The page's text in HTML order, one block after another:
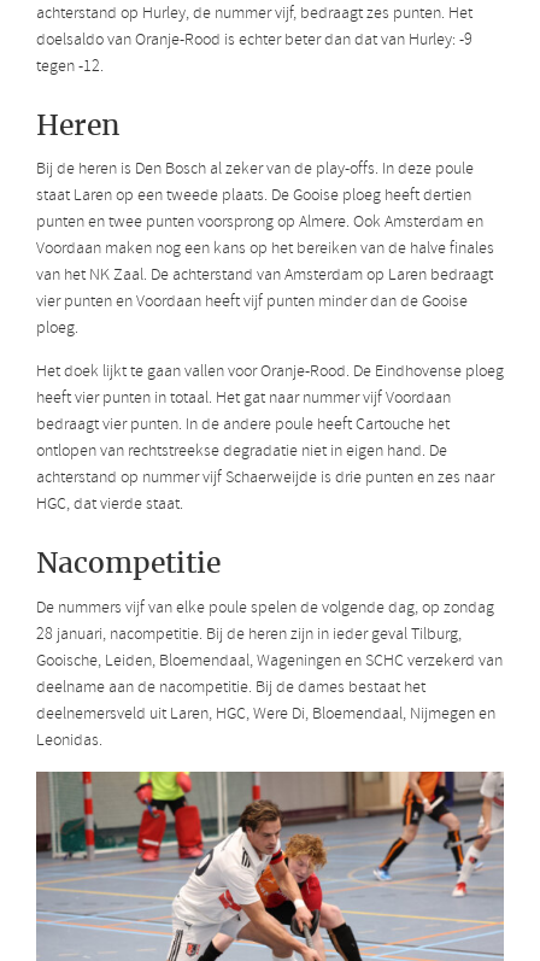
achterstand op Hurley, de nummer vijf, bedraagt zes punten. Het
doelsaldo van Oranje-Rood is echter beter dan dat van Hurley: -9
tegen -12.
Heren
Bij de heren is Den Bosch al zeker van de play-offs. In deze poule
staat Laren op een tweede plaats. De Gooise ploeg heeft dertien
punten en twee punten voorsprong op Almere. Ook Amsterdam en
Voordaan maken nog een kans op het bereiken van de halve finales
van het NK Zaal. De achterstand van Amsterdam op Laren bedraagt
vier punten en Voordaan heeft vijf punten minder dan de Gooise
ploeg.
Het doek lijkt te gaan vallen voor Oranje-Rood. De Eindhovense ploeg
heeft vier punten in totaal. Het gat naar nummer vijf Voordaan
bedraagt vier punten. In de andere poule heeft Cartouche het
ontlopen van rechtstreekse degradatie niet in eigen hand. De
achterstand op nummer vijf Schaerweijde is drie punten en zes naar
HGC, dat vierde staat.
Nacompetitie
De nummers vijf van elke poule spelen de volgende dag, op zondag
28 januari, nacompetitie. Bij de heren zijn in ieder geval Tilburg,
Gooische, Leiden, Bloemendaal, Wageningen en SCHC verzekerd van
deelname aan de nacompetitie. Bij de dames bestaat het
deelnemersveld uit Laren, HGC, Were Di, Bloemendaal, Nijmegen en
Leonidas.